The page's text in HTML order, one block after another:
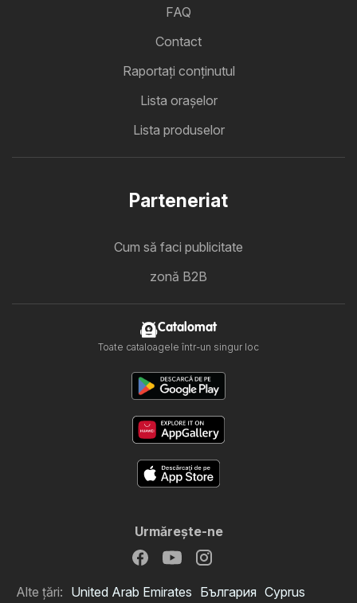
FAQ
Contact
Raportați conținutul
Lista oraşelor
Lista produselor
Parteneriat
Cum să faci publicitate
zonă B2B
Catalomat
Toate cataloagele într-un singur loc
Urmăreşte-ne
Alte țări: United Arab Emirates България Cyprus